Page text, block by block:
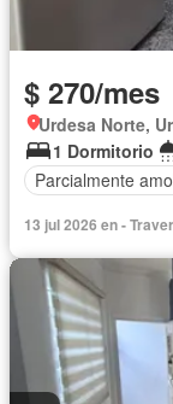
$ 270/mes
Urdesa Norte,
1 Dormitorio
Parcialmente
13 jul 2026 en -